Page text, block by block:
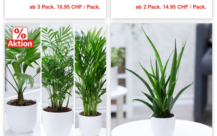
ab 3 Pack. 16.95 CHF / Pack. ab 2 Pack. 14.95 CHF / Pack.